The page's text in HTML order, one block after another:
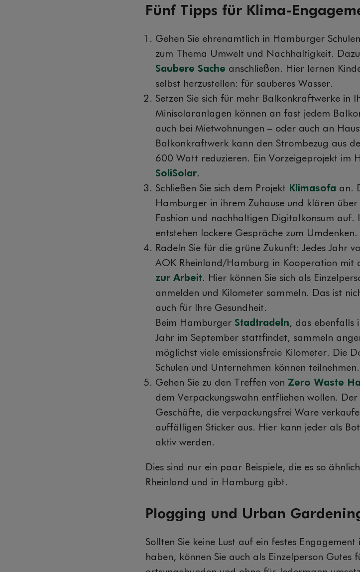
Fünf Tipps für Klima-
Gehen Sie ehrenamtlich in Hamburger
zum Thema Umwelt und Nachhaltigkeit.
Saubere Sache anschließen. Hier lernen
selbst herzustellen: für sauberes Wasser.
Setzen Sie sich für mehr Balkonkraftwerke in
Minisolaranlagen können an fast jedem
auch bei Mietwohnungen – oder auch an
Balkonkraftwerk kann den Strombezug aus
600 Watt reduzieren. Ein Vorzeigeprojekt im
SoliSolar.
Schließen Sie sich dem Projekt Klimasofa an.
Hamburger in ihrem Zuhause und klären
Fashion und nachhaltigen Digitalkonsum auf.
entstehen lockere Gespräche zum Umdenken.
Radeln Sie für die grüne Zukunft: Jedes Jahr
AOK Rheinland/Hamburg in Kooperation mit
zur Arbeit. Hier können Sie sich als
anmelden und Kilometer sammeln. Das ist
auch für Ihre Gesundheit.
Beim Hamburger Stadtradeln, das ebenfalls
Jahr im September stattfindet, sammeln
möglichst viele emissionsfreie Kilometer. Die
Schulen und Unternehmen können teilnehmen.
Gehen Sie zu den Treffen von Zero Waste
dem Verpackungswahn entfliehen wollen. Der
Geschäfte, die verpackungsfrei Ware
auffälligen Sticker aus. Hier kann jeder als
aktiv werden.
Dies sind nur ein paar Beispiele, die es so
Rheinland und in Hamburg gibt.
Plogging und Urban
Sollten Sie keine Lust auf ein festes
haben, können Sie auch als Einzelperson Gutes